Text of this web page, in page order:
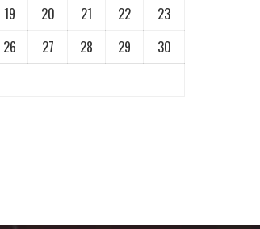
19 20 21 22
23
26 27 28 29
30